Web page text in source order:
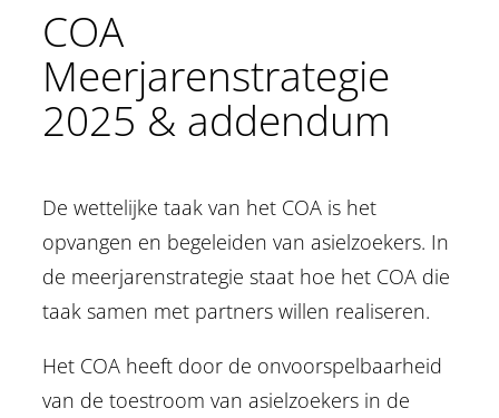
COA
Meerjarenstrategie
2025 & addendum
De wettelijke taak van het COA is het
opvangen en begeleiden van asielzoekers. In
de meerjarenstrategie staat hoe het COA die
taak samen met partners willen realiseren.
Het COA heeft door de onvoorspelbaarheid
van de toestroom van asielzoekers in de